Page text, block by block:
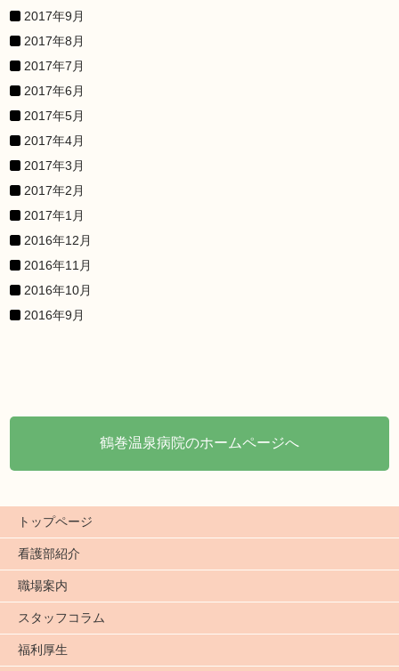
2017年9月
2017年8月
2017年7月
2017年6月
2017年5月
2017年4月
2017年3月
2017年2月
2017年1月
2016年12月
2016年11月
2016年10月
2016年9月
鶴巻温泉病院のホームページへ
トップページ
看護部紹介
職場案内
スタッフコラム
福利厚生